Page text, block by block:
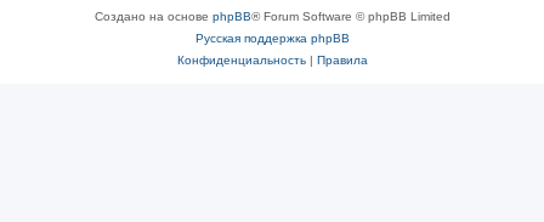
Создано на основе phpBB® Forum Software © phpBB Limited
Русская поддержка phpBB
Конфиденциальность| Правила